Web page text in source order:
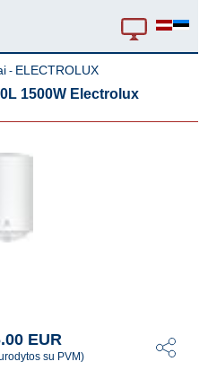
- ELECTROLUX
1500W Electrolux
EUR
su PVM)